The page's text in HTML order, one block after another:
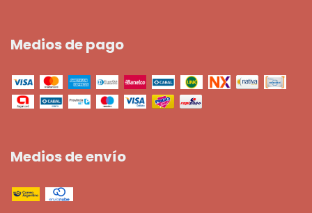
Medios de pago
Medios de envío